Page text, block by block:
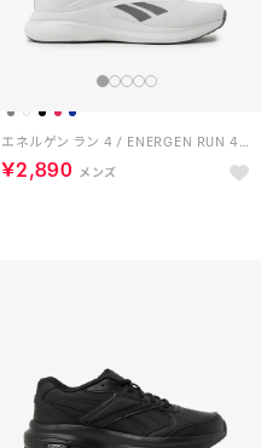
エネルゲン ラン 4 / ENERGEN RUN 4 SA （ホワイト/グレー）
￥2,890